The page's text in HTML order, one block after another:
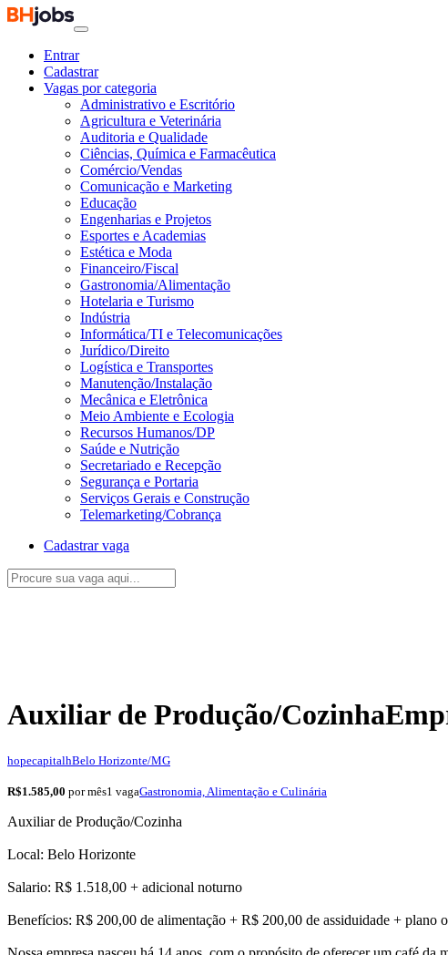
Entrar
Cadastrar
Vagas por categoria
Administrativo e Escritório
Agricultura e Veterinária
Auditoria e Qualidade
Ciências, Química e Farmacêutica
Comércio/Vendas
Comunicação e Marketing
Educação
Engenharias e Projetos
Esportes e Academias
Estética e Moda
Financeiro/Fiscal
Gastronomia/Alimentação
Hotelaria e Turismo
Indústria
Informática/TI e Telecomunicações
Jurídico/Direito
Logística e Transportes
Manutenção/Instalação
Mecânica e Eletrônica
Meio Ambiente e Ecologia
Recursos Humanos/DP
Saúde e Nutrição
Secretariado e Recepção
Segurança e Portaria
Serviços Gerais e Construção
Telemarketing/Cobrança
Cadastrar vaga
Auxiliar de Produção/Cozinha
hopecapitalhBelo Horizonte/MG
R$1.585,00 por mês1 vagaGastronomia, Alimentação e Culinária
Auxiliar de Produção/Cozinha
Local: Belo Horizonte
Salario: R$ 1.518,00 + adicional noturno
Benefícios: R$ 200,00 de alimentação + R$ 200,00 de assiduidade + plano